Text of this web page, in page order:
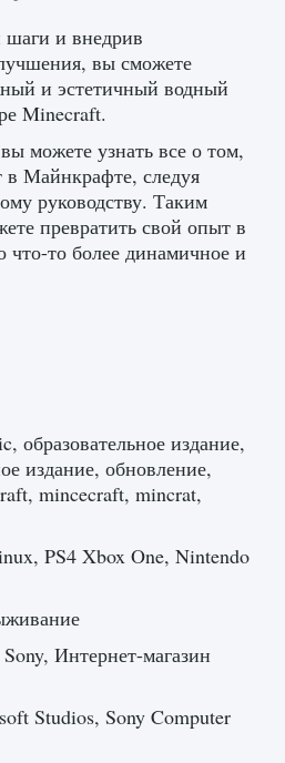
Крист в
1 393 0 0
из степей Тамура в
и внедрив
вы сможете
и эстетичный водный
Minecraft.
можете узнать все о том,
в Майнкрафте, следуя
руководству. Таким
превратить свой опыт в
то более динамичное и
образовательное издание,
издание, обновление,
mincecraft, mincrat,
PS4 Xbox One, Nintendo
Интернет-магазин
Studios, Sony Computer